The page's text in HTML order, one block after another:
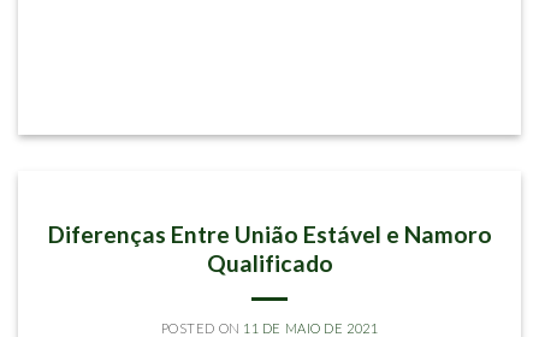
Diferenças Entre União Estável e Namoro
Qualificado
POSTED ON 11 DE MAIO DE 2021